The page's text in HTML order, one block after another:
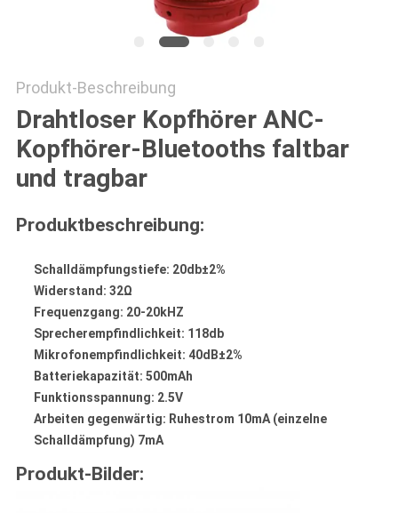
Produkt-Beschreibung
Drahtloser Kopfhörer ANC-
Kopfhörer-Bluetooths faltbar
und tragbar
Produktbeschreibung:
Schalldämpfungstiefe: 20db±2%
Widerstand: 32Ω
Frequenzgang: 20-20kHZ
Sprecherempfindlichkeit: 118db
Mikrofonempfindlichkeit: 40dB±2%
Batteriekapazität: 500mAh
Funktionsspannung: 2.5V
Arbeiten gegenwärtig: Ruhestrom 10mA (einzelne
Schalldämpfung) 7mA
Produkt-Bilder: